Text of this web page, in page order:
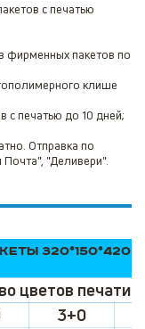
с печатью
фирменных пакетов по
клише
с печатью до 10 дней;
Отправка по
"Деливери".
320*150*420
цветов печати
3+0